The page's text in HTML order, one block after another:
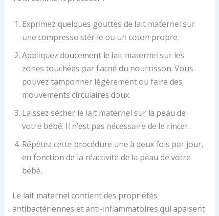
Exprimez quelques gouttes de lait maternel sur
une compresse stérile ou un coton propre.
Appliquez doucement le lait maternel sur les
zones touchées par l’acné du nourrisson. Vous
pouvez tamponner légèrement ou faire des
mouvements circulaires doux.
Laissez sécher le lait maternel sur la peau de
votre bébé. Il n’est pas nécessaire de le rincer.
Répétez cette procédure une à deux fois par jour,
en fonction de la réactivité de la peau de votre
bébé.
Le lait maternel contient des propriétés
antibactériennes et anti-inflammatoires qui apaisent